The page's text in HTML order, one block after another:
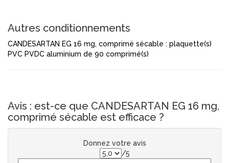
Autres conditionnements
CANDESARTAN EG 16 mg, comprimé sécable : plaquette(s)
PVC PVDC aluminium de 90 comprimé(s)
Avis : est-ce que CANDESARTAN EG 16 mg,
comprimé sécable est efficace ?
Donnez votre avis
/5